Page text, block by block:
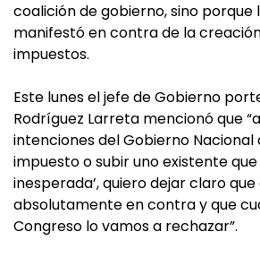
coalición de gobierno, sino porque
manifestó en contra de la
impuestos.
Este lunes el jefe de Gobierno
Rodríguez Larreta mencionó que
intenciones del Gobierno
impuesto o subir uno existente
inesperada’, quiero dejar claro
absolutamente en contra y que
Congreso lo vamos a rechazar”.